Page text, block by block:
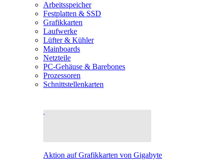
Arbeitsspeicher
Festplatten & SSD
Grafikkarten
Laufwerke
Lüfter & Kühler
Mainboards
Netzteile
PC-Gehäuse & Barebones
Prozessoren
Schnittstellenkarten
Aktion auf Grafikkarten von Gigabyte